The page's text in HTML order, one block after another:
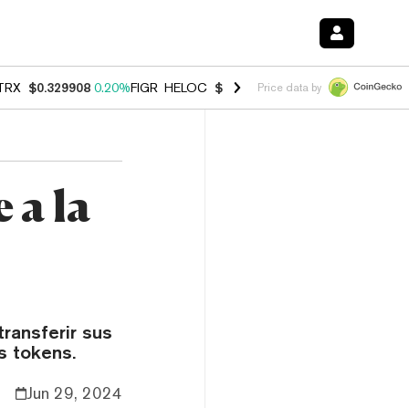
$0.329908 0.20%FIGR_HELOC $1.001 -2.70%HYPE $54.49 -
Price data by
a la
sus
tokens.
Jun 29, 2024